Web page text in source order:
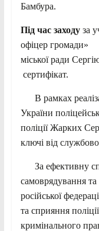
Бамбура.
Під час заходу за
офіцер
міської ради
сертифікат.
В рамках
України
поліції Жарких
ключі від
За ефективну
самоврядування та
російської
та сприяння
кримінального